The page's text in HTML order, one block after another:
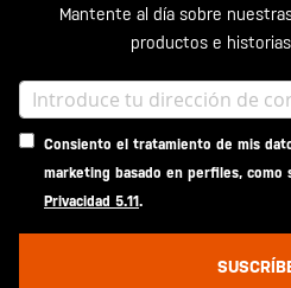
Mantente al día sobre
productos e historias
Consiento el tratamiento de mis
marketing basado en perfiles, como
Privacidad 5.11.